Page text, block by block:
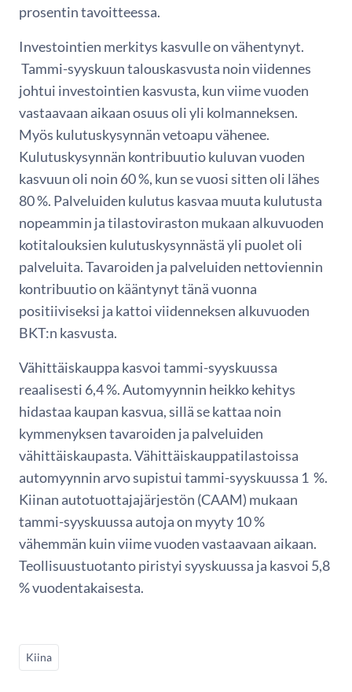
prosentin tavoitteessa.
Investointien merkitys kasvulle on vähentynyt.
Tammi-syyskuun talouskasvusta noin viidennes
johtui investointien kasvusta, kun viime vuoden
vastaavaan aikaan osuus oli yli kolmanneksen.
Myös kulutuskysynnän vetoapu vähenee.
Kulutuskysynnän kontribuutio kuluvan vuoden
kasvuun oli noin 60 %, kun se vuosi sitten oli lähes
80 %. Palveluiden kulutus kasvaa muuta kulutusta
nopeammin ja tilastoviraston mukaan alkuvuoden
kotitalouksien kulutuskysynnästä yli puolet oli
palveluita. Tavaroiden ja palveluiden nettoviennin
kontribuutio on kääntynyt tänä vuonna
positiiviseksi ja kattoi viidenneksen alkuvuoden
BKT:n kasvusta.
Vähittäiskauppa kasvoi tammi-syyskuussa
reaalisesti 6,4 %. Automyynnin heikko kehitys
hidastaa kaupan kasvua, sillä se kattaa noin
kymmenyksen tavaroiden ja palveluiden
vähittäiskaupasta. Vähittäiskauppatilastoissa
automyynnin arvo supistui tammi-syyskuussa 1 %.
Kiinan autotuottajajärjestön (CAAM) mukaan
tammi-syyskuussa autoja on myyty 10 %
vähemmän kuin viime vuoden vastaavaan aikaan.
Teollisuustuotanto piristyi syyskuussa ja kasvoi 5,8
% vuodentakaisesta.
Kiina